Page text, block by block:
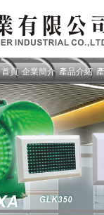
首頁 企業簡介 產品介紹